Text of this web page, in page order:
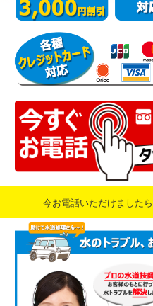
今お電話いただけましたら